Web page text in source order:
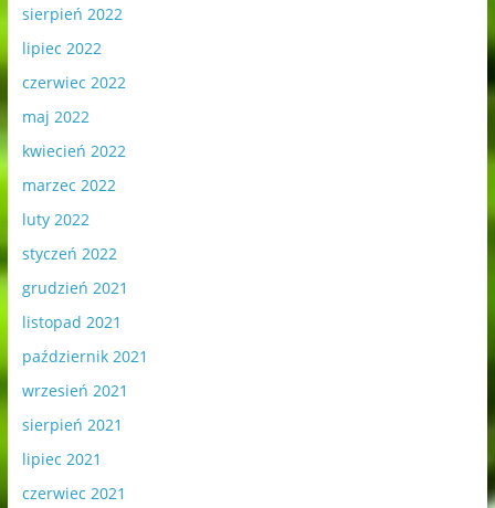
sierpień 2022
lipiec 2022
czerwiec 2022
maj 2022
kwiecień 2022
marzec 2022
luty 2022
styczeń 2022
grudzień 2021
listopad 2021
październik 2021
wrzesień 2021
sierpień 2021
lipiec 2021
czerwiec 2021